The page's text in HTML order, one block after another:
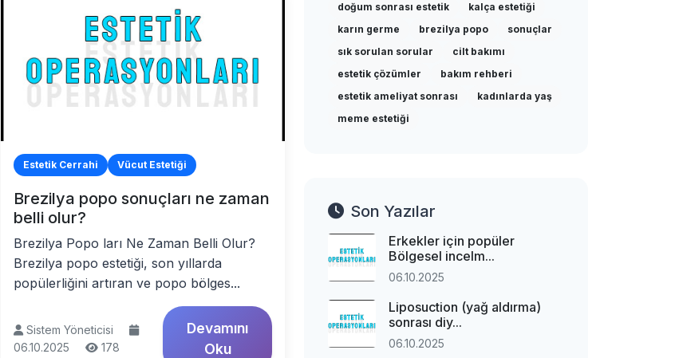
Estetik Cerrahi Vücut Estetiği
Brezilya popo sonuçları ne zaman
belli olur?
Brezilya Popo ları Ne Zaman Belli Olur?
Brezilya popo estetiği, son yıllarda
popülerliğini artıran ve popo bölges...
Sistem Yöneticisi
06.10.2025
178
Devamını
Oku
doğum sonrası estetik
kalça estetiği
karın germe
brezilya popo
sonuçlar
sık sorulan sorular
cilt bakımı
estetik çözümler
bakım rehberi
estetik ameliyat sonrası
kadınlarda yaş
meme estetiği
Son Yazılar
Erkekler için popüler
Bölgesel incelm...
06.10.2025
Liposuction (yağ aldırma)
sonrası diy...
06.10.2025